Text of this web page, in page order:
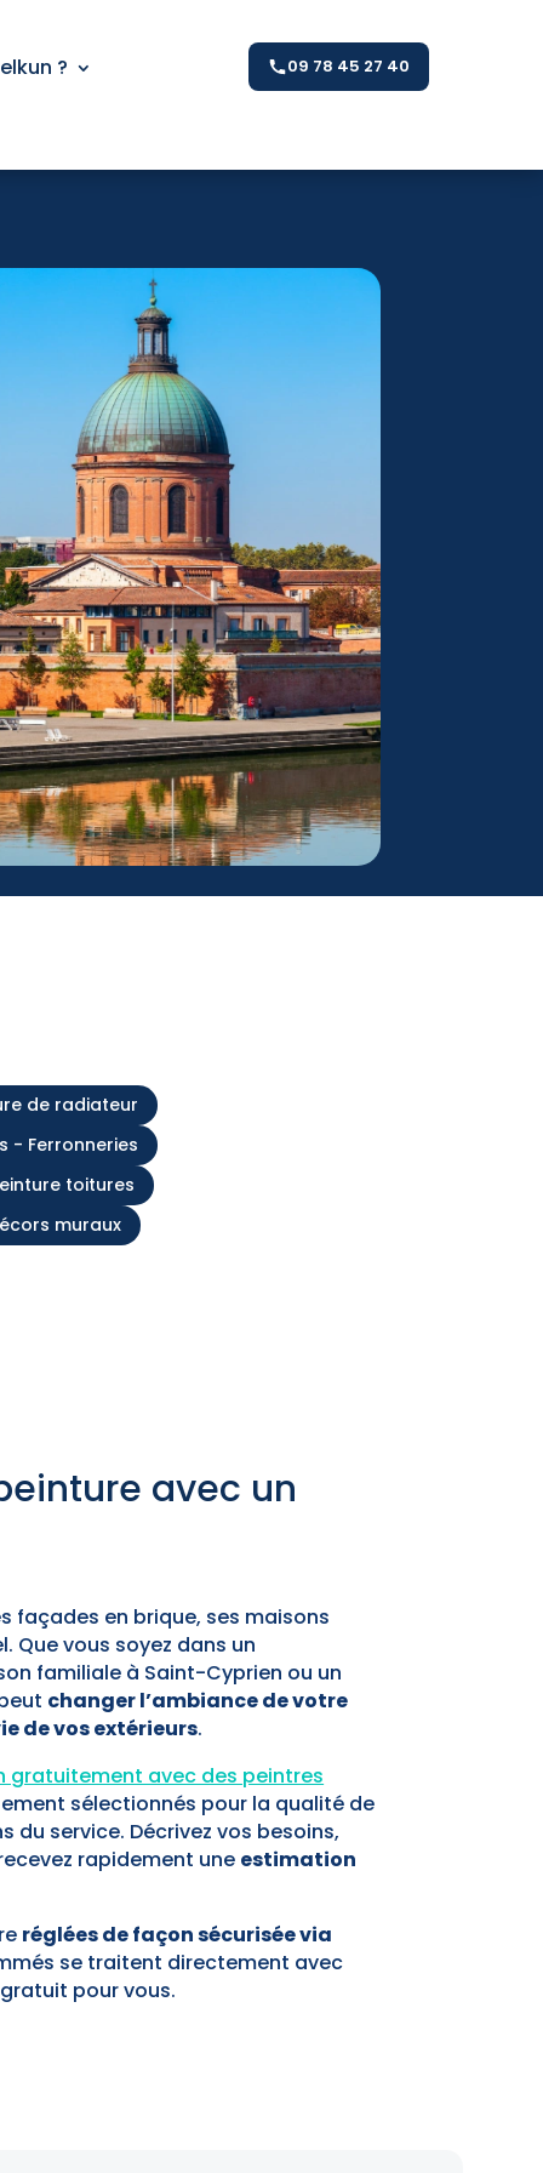
? 09 78 45 27 40
de radiateur
- Ferronneries
toitures
muraux
avec un
façades en brique, ses maisons
Que vous soyez dans un
familiale à Saint-Cyprien ou un
changer l’ambiance de votre
de vos extérieurs.
gratuitement avec des peintres
sélectionnés pour la qualité de
du service. Décrivez vos besoins,
rapidement une estimation
réglées de façon sécurisée via
se traitent directement avec
gratuit pour vous.